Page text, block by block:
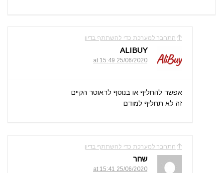
התחבר למערכת כדי להשתתף בדיון
ALIBUY
25/06/2020 at 15:49
אפשר להחליף או בנוסף לראוטר הקיים
זה לא תחליף למודם
התחבר למערכת כדי להשתתף בדיון
שחר
25/06/2020 at 15:41